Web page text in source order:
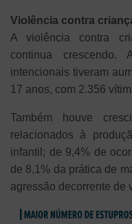
Violência contra
A violência contra
continua crescendo.
intencionais tiveram
17 anos, com 2.356
Também houve
relacionados à
infantil; de 9,4% de
de 8,1% da prática de
agressão decorrente de